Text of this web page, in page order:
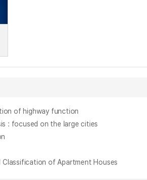
of highway function
: focused on the large cities
Classification of Apartment Houses